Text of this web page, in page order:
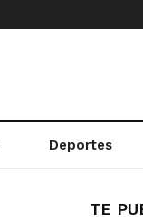
Deportes
TE